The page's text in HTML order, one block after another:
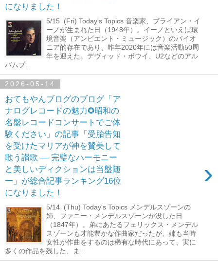
になりました！
5/15 (Fri) Today's Topics 音楽家、ブライアン・イ
ーノが生まれた日（1948年）。イーノといえば環
境音楽（アンビエント・ミュージック）のパイオ
ニア的存在であり、昨年2020年には音楽活動50周
年を迎えた。デヴィッド・ボウイ、U2などのアル
バムプ...
2026-05-14
おてもやんブログのブログ「ア
ナログレコードの魅力✪昭和の
名盤レコードコンサートでご体
験ください」の記事「受胎告知
を受けたマリアが神を賛美して
歌う讃歌 ― 完璧なハーモニー
と美しいディクションは当盤随
一」が総合記事ランキング16位
になりました！
›
5/14 (Thu) Today's Topics メンデルスゾーンの
姉、ファニー・メンデルスゾーンが没した日
（1847年）。弟にあたるフェリックス・メンデル
スゾーンも才能豊かな作曲家だったが、姉も当時
女性が作曲をするのは稀有な時代にあって、実に
多くの作品を残した、ま...